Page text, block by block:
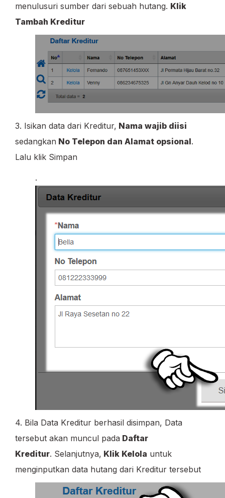
menulusuri sumber dari sebuah hutang. Klik
Tambah Kreditur
3. Isikan data dari Kreditur, Nama wajib diisi
sedangkan No Telepon dan Alamat opsional.
Lalu klik Simpan
.
4. Bila Data Kreditur berhasil disimpan, Data
tersebut akan muncul pada Daftar
Kreditur. Selanjutnya, Klik Kelola untuk
menginputkan data hutang dari Kreditur tersebut